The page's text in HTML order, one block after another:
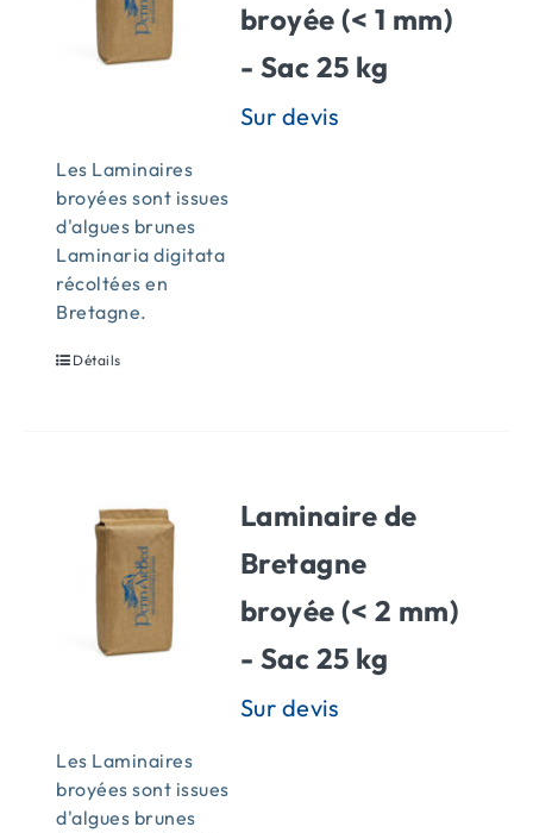
broyée (< 1 mm)
- Sac 25 kg
Les Laminaires
broyées sont issues
d'algues brunes
Laminaria digitata
récoltées en
Bretagne.
Détails
Laminaire de
Bretagne
broyée (< 2 mm)
- Sac 25 kg
Les Laminaires
broyées sont issues
d'algues brunes